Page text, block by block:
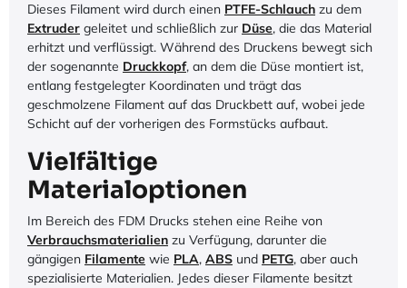
Dieses Filament wird durch einen PTFE-Schlauch zu dem
Extruder geleitet und schließlich zur Düse, die das Material
erhitzt und verflüssigt. Während des Druckens bewegt sich
der sogenannte Druckkopf, an dem die Düse montiert ist,
entlang festgelegter Koordinaten und trägt das
geschmolzene Filament auf das Druckbett auf, wobei jede
Schicht auf der vorherigen des Formstücks aufbaut.
Vielfältige
Materialoptionen
Im Bereich des FDM Drucks stehen eine Reihe von
Verbrauchsmaterialien zu Verfügung, darunter die
gängigen Filamente wie PLA, ABS und PETG, aber auch
spezialisierte Materialien. Jedes dieser Filamente besitzt